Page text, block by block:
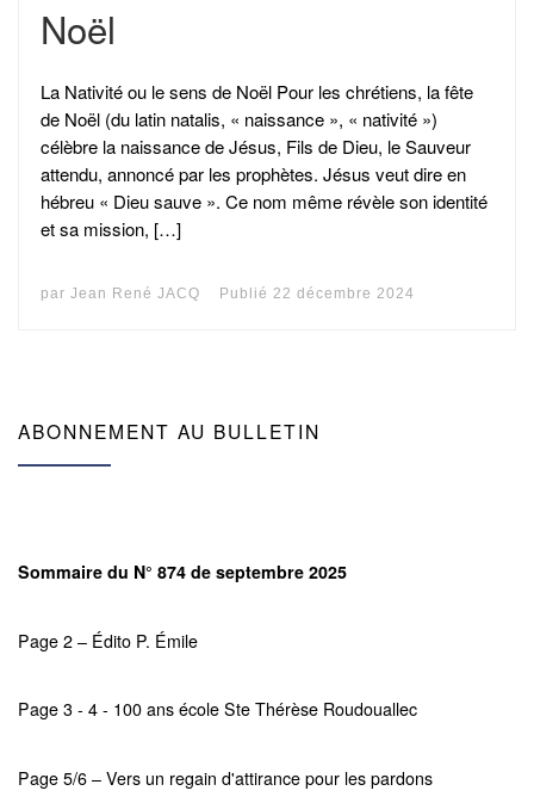
Noël
La Nativité ou le sens de Noël Pour les chrétiens, la fête
de Noël (du latin natalis, « naissance », « nativité »)
célèbre la naissance de Jésus, Fils de Dieu, le Sauveur
attendu, annoncé par les prophètes. Jésus veut dire en
hébreu « Dieu sauve ». Ce nom même révèle son identité
et sa mission, […]
par Jean René JACQ Publié 22 décembre 2024
ABONNEMENT AU BULLETIN
Sommaire du N° 874 de septembre 2025
Page 2 – Édito P. Émile
Page 3 - 4 - 100 ans école Ste Thérèse Roudouallec
Page 5/6 – Vers un regain d'attirance pour les pardons